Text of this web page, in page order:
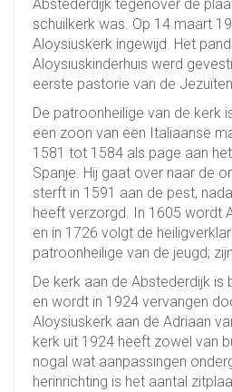
Abstederdijk tegenover de
schuilkerk was. Op 14 maart
Aloysiuskerk ingewijd. Het
Aloysiuskinderhuis werd
eerste pastorie van de
De patroonheilige van de kerk
een zoon van een Italiaanse
1581 tot 1584 als page aan
Spanje. Hij gaat over naar de
sterft in 1591 aan de pest,
heeft verzorgd. In 1605 wordt
en in 1726 volgt de
patroonheilige van de jeugd;
De kerk aan de Abstederdijk
en wordt in 1924 vervangen
Aloysiuskerk aan de Adriaan
kerk uit 1924 heeft zowel van
nogal wat aanpassingen
herinrichting is het aantal